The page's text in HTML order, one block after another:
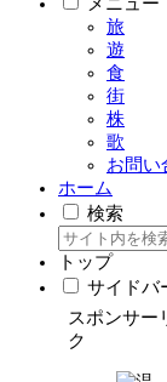
旅
遊
食
街
株
歌
お問い
ホーム
検索
トップ
サイドバ
スポンサー
ク